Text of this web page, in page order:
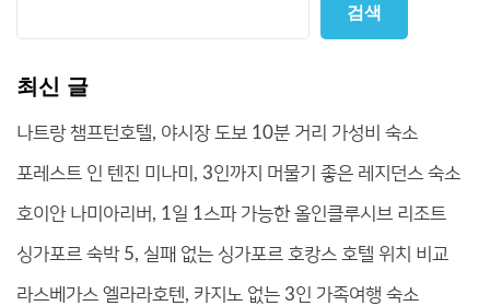
검색
최신 글
나트랑 챔프턴호텔, 야시장 도보 10분 거리 가성비 숙소
포레스트 인 텐진 미나미, 3인까지 머물기 좋은 레지던스 숙소
호이안 나미아리버, 1일 1스파 가능한 올인클루시브 리조트
싱가포르 숙박 5, 실패 없는 싱가포르 호캉스 호텔 위치 비교
라스베가스 엘라라호텐, 카지노 없는 3인 가족여행 숙소